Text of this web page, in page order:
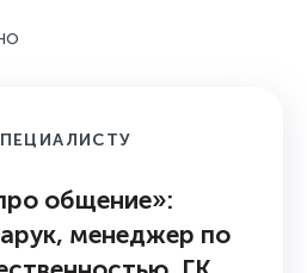
общение»:
менеджер по